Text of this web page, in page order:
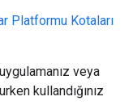
Platformu Kotaları
veya
kullandığınız